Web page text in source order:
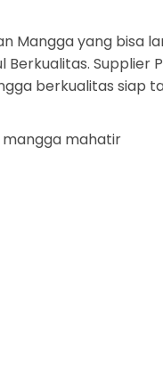
Mangga yang bisa
Berkualitas. Supplier
berkualitas siap
mangga mahatir